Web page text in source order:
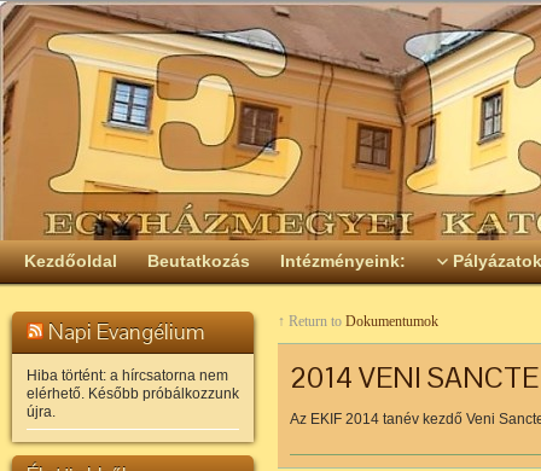
Kezdőoldal Beutatkozás Intézményeink: Pályázatok
Napi Evangélium
Hiba történt: a hírcsatorna nem
elérhető. Később próbálkozzunk
újra.
↑ Return to Dokumentumok
2014 VENI
Az EKIF 2014 tanév kezdő Veni